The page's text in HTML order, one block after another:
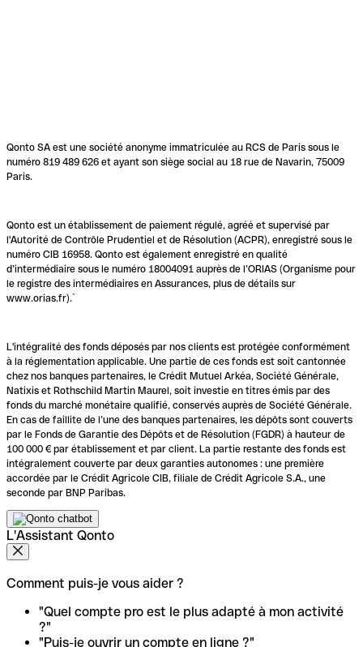
Qonto SA est une société anonyme immatriculée au RCS de Paris sous le
numéro 819 489 626 et ayant son siège social au 18 rue de Navarin, 75009
Paris.
Qonto est un établissement de paiement régulé, agréé et supervisé par
l'Autorité de Contrôle Prudentiel et de Résolution (ACPR), enregistré sous le
numéro CIB 16958. Qonto est également enregistré en qualité
d’intermédiaire sous le numéro 18004091 auprès de l’ORIAS (Organisme pour
le registre des intermédiaires en Assurances, plus de détails sur
www.orias.fr).`
L'intégralité des fonds déposés par nos clients est protégée conformément
à la réglementation applicable. Une partie de ces fonds est soit cantonnée
chez nos banques partenaires, le Crédit Mutuel Arkéa, Société Générale,
Natixis et Rothschild Martin Maurel, soit investie en titres émis par des
fonds du marché monétaire qualifié, conservés auprès de Société Générale.
En cas de faillite de l’une des banques partenaires, les dépôts sont couverts
par le Fonds de Garantie des Dépôts et de Résolution (FGDR) à hauteur de
100 000 € par établissement et par client. La partie restante des fonds est
intégralement couverte par deux garanties autonomes : une première
accordée par le Crédit Agricole CIB, filiale de Crédit Agricole S.A., une
seconde par BNP Paribas.
L'Assistant Qonto
Comment puis-je vous aider ?
"Quel compte pro est le plus adapté à mon activité
?"
"Puis-je ouvrir un compte en ligne ?"